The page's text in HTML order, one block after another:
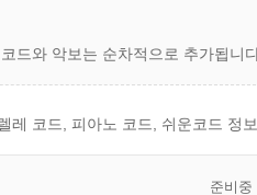
드와 악보는 순차적으로 추가됩니
레 코드, 피아노 코드, 쉬운코드 정
준비중